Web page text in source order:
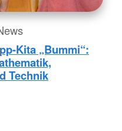
Kita „Bummi“:
Technik